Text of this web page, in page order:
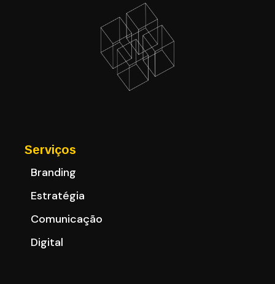
Serviços
Branding
Estratégia
Comunicação
Digital